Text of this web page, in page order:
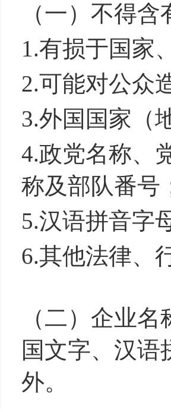
（一）不得
1.有损于国
2.可能对公众
3.外国国家
4.政党名称、
称及部队
5.汉语拼音
6.其他法律、
（二）企业
国文字、汉语
外。